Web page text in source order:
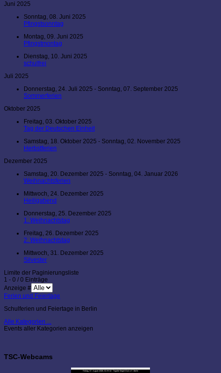
Juni 2025
Sonntag, 08. Juni 2025
Pfingstsonntag
Montag, 09. Juni 2025
Pfingstmontag
Dienstag, 10. Juni 2025
schulfrei
Juli 2025
Donnerstag, 24. Juli 2025 - Sonntag, 07. September 2025
Sommerferien
Oktober 2025
Freitag, 03. Oktober 2025
Tag der Deutschen Einheit
Samstag, 18. Oktober 2025 - Sonntag, 02. November 2025
Herbstferien
Dezember 2025
Samstag, 20. Dezember 2025 - Sonntag, 04. Januar 2026
Weihnachtsferien
Mittwoch, 24. Dezember 2025
Heiligabend
Donnerstag, 25. Dezember 2025
1. Weihnachtstag
Freitag, 26. Dezember 2025
2. Weihnachtstag
Mittwoch, 31. Dezember 2025
Silvester
Limite der Paginierungsliste
1 - 0 / 0 Einträge
Anzeige #
Ferien und Feiertage
Schulferien und Feiertage in Berlin
Alle Kategorien ...
Events aller Kategorien anzeigen
TSC-Webcams